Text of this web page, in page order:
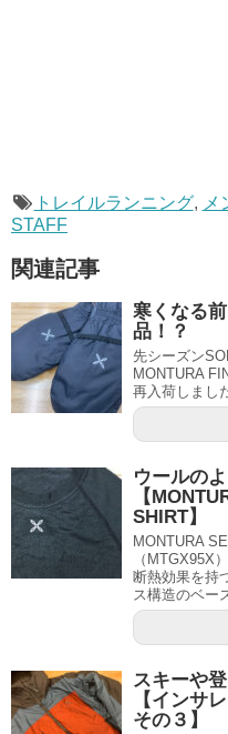
トレイルランニング, メ
STAFF
関連記事
寒くなる
品！？
先シーズン
MONTURA
再入荷しまし
ウールの
【
SHIRT】
MONTURA
（MTGX95X
断熱効果を持
ス構造のベー
スキーや
【インサ
その３】